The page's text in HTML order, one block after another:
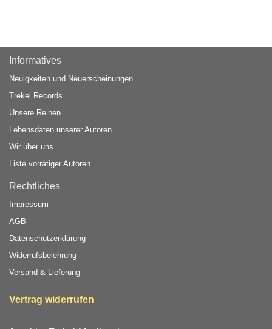
Informatives
Neuigkeiten und Neuerscheinungen
Trekel Records
Unsere Reihen
Lebensdaten unserer Autoren
Wir über uns
Liste vorrätiger Autoren
Rechtliches
Impressum
AGB
Datenschutzerklärung
Widerrufsbelehrung
Versand & Lieferung
Vertrag widerrufen